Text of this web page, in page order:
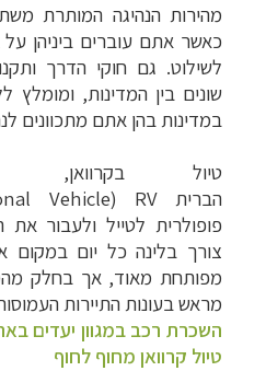
מהירות הנהיגה המותרת
כאשר אתם עוברים ביניהן
לשילוט. גם חוקי הדרך
שונים בין המדינות, ומומלץ
במדינות בהן אתם מתכוונים
טיול בקרוואן,
הבריתRV
(
Vehicle
פופולרית לטייל ולעבור
צורך בלינה כל יום במקום
מפותחת מאוד, אך בחלק
מראש בעונות התיירות
השכרת רכב במגוון יעדים
טיול קרוואן מחוף לחוף